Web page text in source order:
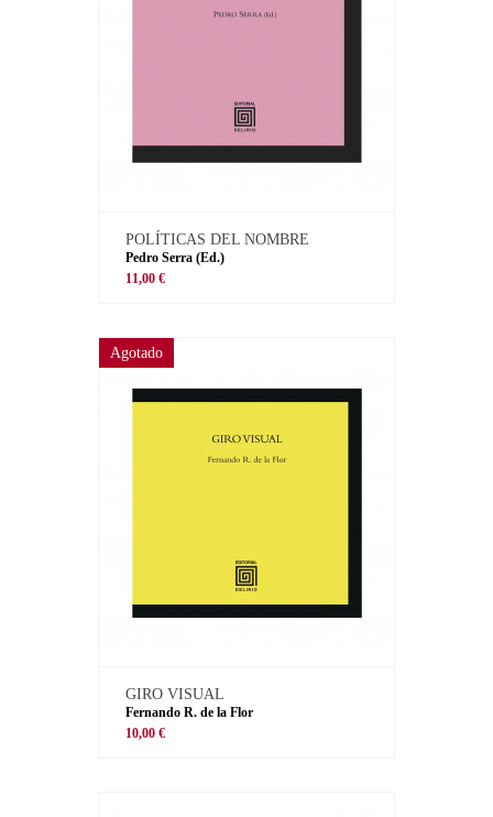
POLÍTICAS DEL NOMBRE
Pedro Serra (Ed.)
11,00 €
Agotado
GIRO VISUAL
Fernando R. de la Flor
10,00 €